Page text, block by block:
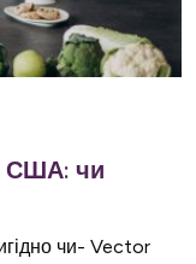
США: чи
чи- Vector